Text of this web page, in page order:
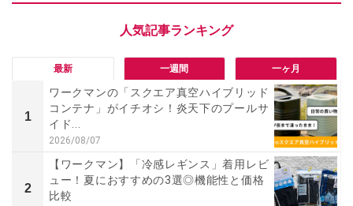
最新 一週間 一ヶ月
1
ワークマンの「スクエア真空ハイブリッド
コンテナ」がイチオシ！炎天下のプールサ
イド...
2026/08/07
2
【ワークマン】「冷感レギンス」着用レビ
ュー！夏におすすめの3選◎機能性と価格
比較